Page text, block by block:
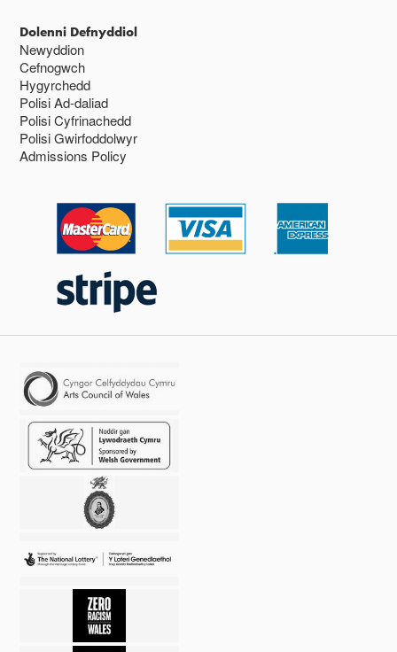
Dolenni Defnyddiol
Newyddion
Cefnogwch
Hygyrchedd
Polisi Ad-daliad
Polisi Cyfrinachedd
Polisi Gwirfoddolwyr
Admissions Policy